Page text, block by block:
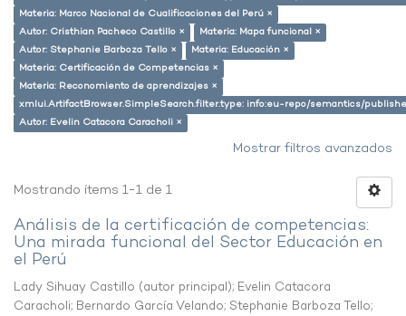
Materia: Marco Nacional de Cualificaciones del Perú ×
Autor: Cristhian Pacheco Castillo ×
Materia: Mapa funcional ×
Autor: Stephanie Barboza Tello ×
Materia: Educación ×
Materia: Certificación de Competencias ×
Materia: Reconomiento de aprendizajes ×
xmlui.ArtifactBrowser.SimpleSearch.filter.type: info:eu-repo/semantics/
Autor: Evelin Catacora Caracholi ×
Mostrar filtros avanzados
Mostrando ítems 1-1 de 1
Análisis de la certificación de competencias:
Una mirada funcional del Sector Educación en
el Perú
Lady Sihuay Castillo (autor principal); Evelin Catacora
Caracholi; Bernardo García Velando; Stephanie Barboza Tello;